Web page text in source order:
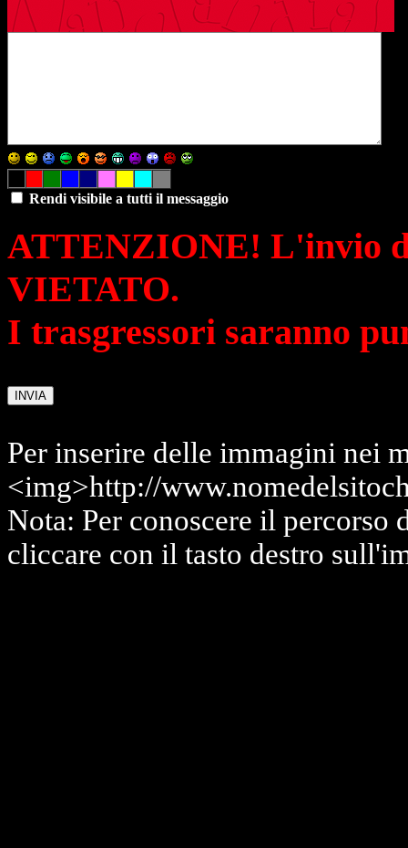
Rendi visibile a tutti il messaggio
ATTENZIONE! L'invio
VIETATO.
I trasgressori saranno
Per inserire delle immagini nei
<img>http://
Nota: Per conoscere il percorso
cliccare con il tasto destro